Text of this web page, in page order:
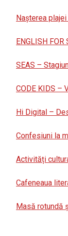
Nașterea
ENGLISH
SEAS –
CODE KIDS –
Hi Digital –
Confesiuni la
Activități
Cafeneaua
Masă rotundă